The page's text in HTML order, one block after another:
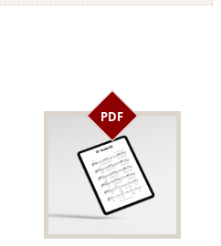
PDF